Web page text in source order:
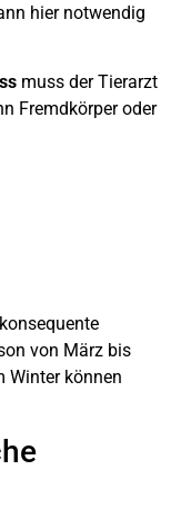
hier notwendig
muss der Tierarzt
Fremdkörper oder
von März bis
Winter können